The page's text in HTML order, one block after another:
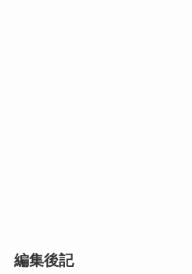
編集後記